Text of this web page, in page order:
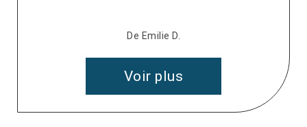
De Emilie D.
Voir plus